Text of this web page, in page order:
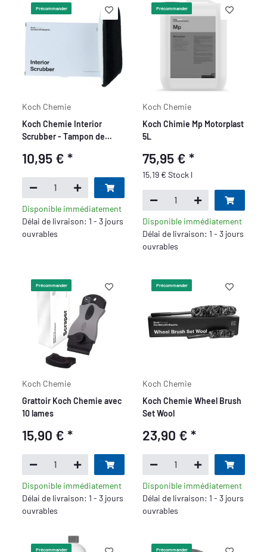
Précommander
Koch Chemie
Koch Chemie Interior
Scrubber - Tampon de
10,95 €*
Disponible immédiatement
Délai de livraison: 1 - 3 jours
ouvrables
Précommander
Koch Chemie
Koch Chimie Mp Motorplast
5L
75,95 € *
15,19 € Stock l
Disponible immédiatement
Délai de livraison: 1 - 3 jours
ouvrables
Précommander
Koch Chemie
Grattoir Koch Chemie avec
10 lames
15,90 €*
Disponible immédiatement
Délai de livraison: 1 - 3 jours
ouvrables
Précommander
Koch Chemie
Koch Chemie Wheel Brush
Set Wool
23,90 € *
Disponible immédiatement
Délai de livraison: 1 - 3 jours
ouvrables
Précommander Précommander